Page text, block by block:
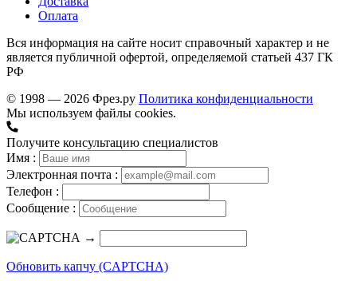
Оплата
Вся информация на сайте носит справочный характер и не
является публичной офертой, определяемой статьей 437 ГК
РФ
© 1998 — 2026 Фрез.ру Политика конфиденциальности
Мы используем файлы cookies.
Получите консультацию специалистов
Имя :
Электронная почта :
Телефон :
Сообщение :
→
Обновить капчу (CAPTCHA)